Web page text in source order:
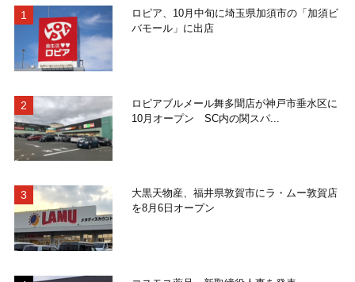
ロピア、10月中旬に埼玉県加須市の「加須ビ
バモール」に出店
ロピアブルメール舞多聞店が神戸市垂水区に
10月オープン SC内の関スパ...
大黒天物産、福井県敦賀市にラ・ムー敦賀店
を8月6日オープン